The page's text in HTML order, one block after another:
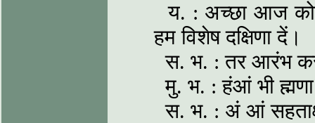
य. : अच्छा आज
हम विशेष दक्षिणा दें।
स. भ. : तर आरंभ
मु. भ. : हंआं भी ह्मणा
स. भ. : अं आं